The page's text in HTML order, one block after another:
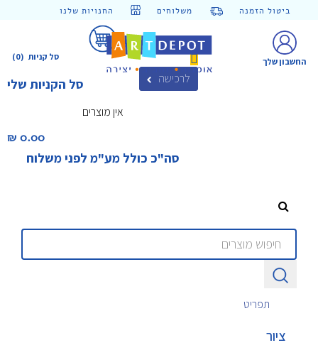
ביטול הזמנה משלוחים החנויות שלנו
(0) סל קניות
סל הקניות שלי לרכישה
אין מוצרים
0.00 ₪‎
סה"כ כולל מע"מ לפני משלוח
החשבון שלך
תפריט
ציור